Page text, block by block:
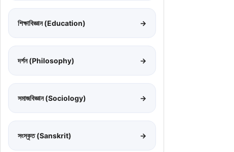
শিক্ষাবিজ্ঞান (Education) →
দর্শন (Philosophy) →
সমাজবিজ্ঞান (Sociology) →
সংস্কৃত (Sanskrit) →